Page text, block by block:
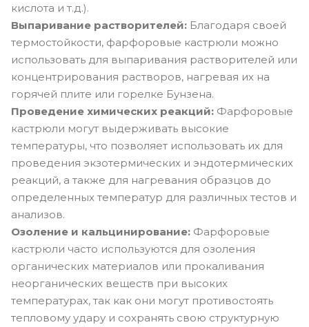
кислота и т.д.).
Выпаривание растворителей: Благодаря своей
термостойкости, фарфоровые кастрюли можно
использовать для выпаривания растворителей или
концентрирования растворов, нагревая их на
горячей плите или горелке Бунзена.
Проведение химических реакций: Фарфоровые
кастрюли могут выдерживать высокие
температуры, что позволяет использовать их для
проведения экзотермических и эндотермических
реакций, а также для нагревания образцов до
определенных температур для различных тестов и
анализов.
Озоление и кальцинирование: Фарфоровые
кастрюли часто используются для озоления
органических материалов или прокаливания
неорганических веществ при высоких
температурах, так как они могут противостоять
тепловому удару и сохранять свою структурную